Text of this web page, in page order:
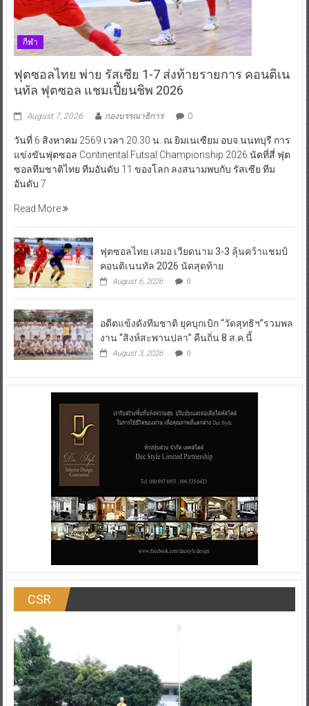
กีฬา
ฟุตซอลไทย พ่าย รัสเซีย 1-7 ส่งท้ายรายการ คอนติเน
นทัล ฟุตซอล แชมเปี้ยนชิพ 2026
August 7, 2026 กองบรรณาธิการ 0
วันที่ 6 สิงหาคม 2569 เวลา 20.30 น. ณ ยิมเนเซียม อบจ.นนทบุรี การ
แข่งขันฟุตซอล Continental Futsal Championship 2026 นัดที่สี่ ฟุต
ซอลทีมชาติไทย ทีมอันดับ 11 ของโลก ลงสนามพบกับ รัสเซีย ทีม
อันดับ 7
Read More
ฟุตซอลไทย เสมอ เวียดนาม 3-3 ลุ้นคว้าแชมป์
คอนติเนนทัล 2026 นัดสุดท้าย
August 6, 2026 0
อดีตแข้งดังทีมชาติ ยุคบุกเบิก “วัดสุทธิฯ”รวมพล
งาน “สิงห์สะพานปลา” คืนถิ่น 8 ส.ค.นี้
August 3, 2026 0
CSR